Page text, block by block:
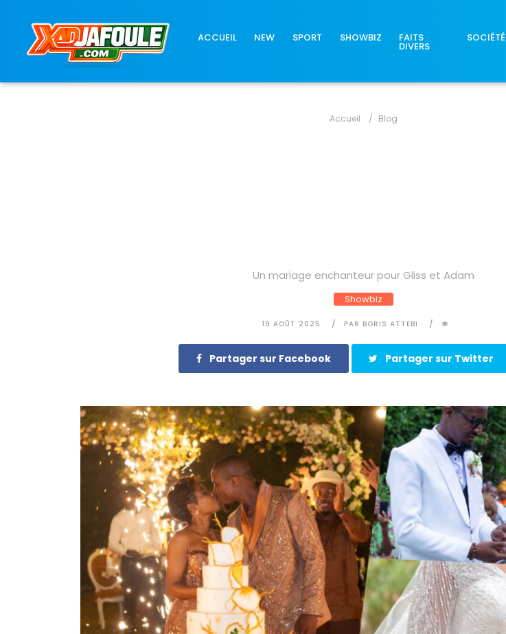
ACCUEIL NEW SPORT SHOWBIZ FAITS
DIVERS
SOCIÉTÉ
Accueil Blog
Un mariage enchanteur pour Gliss et Adam
Showbiz
19 AOÛT 2025 PAR BORIS ATTEBI
Partager sur Facebook Partager sur Twitter